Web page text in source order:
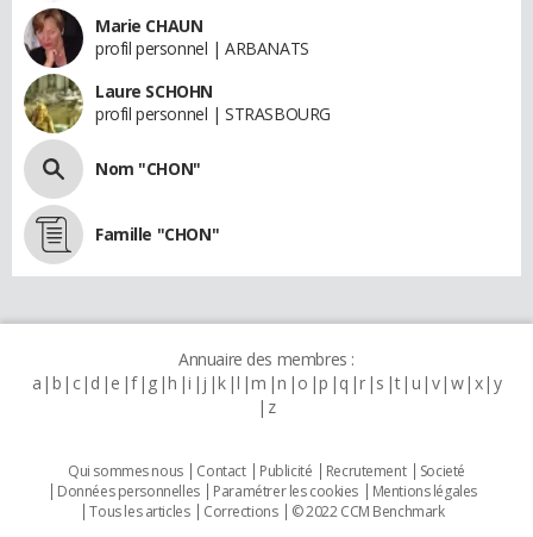
Marie CHAUN
profil personnel | ARBANATS
Laure SCHOHN
profil personnel | STRASBOURG
Nom "CHON"
Famille "CHON"
Annuaire des membres :
a b c d e f g h i j k l m n o p q r s t u v w x y
z
Qui sommes nous Contact Publicité Recrutement
Societé
Données personnelles
Paramétrer les cookies
Mentions légales
Tous les articles
Corrections © 2022 CCM Benchmark